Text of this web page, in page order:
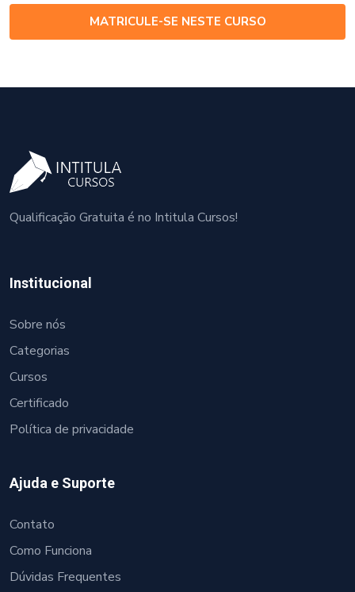
MATRICULE-SE NESTE CURSO
Qualificação Gratuita é no Intitula Cursos!
Institucional
Sobre nós
Categorias
Cursos
Certificado
Política de privacidade
Ajuda e Suporte
Contato
Como Funciona
Dúvidas Frequentes